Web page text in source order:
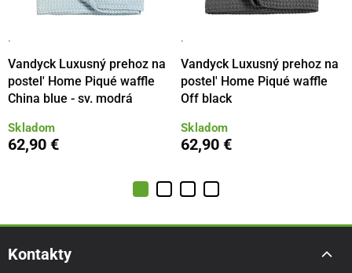
·
Vandyck Luxusný prehoz na
postel' Home Piqué waffle
China blue - sv. modrá
Skladom
62,90 €
·
Vandyck Luxusný prehoz na
postel' Home Piqué waffle
Off black
Skladom
62,90 €
Kontakty